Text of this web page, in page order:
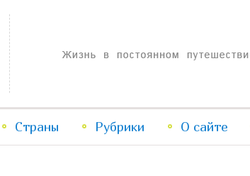
Жизнь в постоянном путешествии
Перейти
Перейти
Страны Рубрики О сайте